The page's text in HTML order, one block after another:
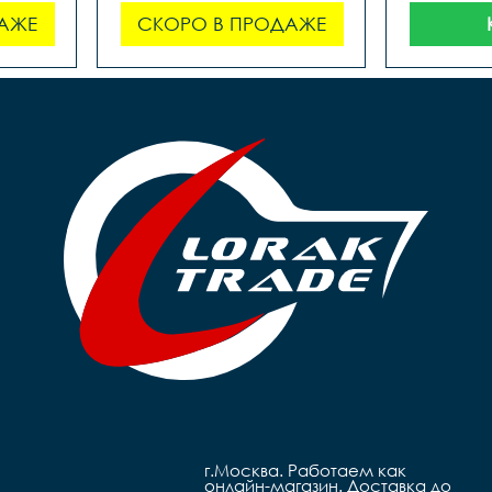
СКОРО В ПРОДАЖЕ
г.Москва. Работаем как
онлайн-магазин. Доставка до